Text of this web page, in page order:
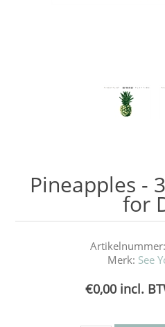
Pineapples -
for
Artikelnummer:
Merk: See
€0,00 incl.